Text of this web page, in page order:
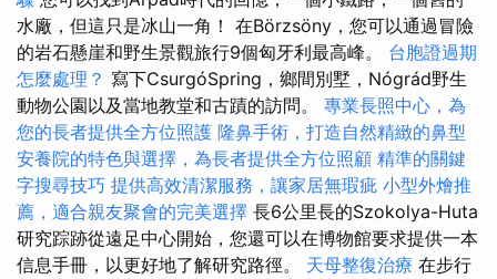
水廠，但這只是冰山一角！ 在Börzsöny，您可以通過冒險
的岩石懸崖和野生景觀旅行9個匈牙利最高峰。 台胞證過期
怎麼處理？ 寫下CsurgóSpring，鄉間別墅，Nógrád野生
動物公園以及當地教堂和古蹟的訪問。 專業長照中心，為
您的長者提供全方位照護 隆鼻手術，打造自然精緻的鼻型
安養院的特色與選擇，為長者提供全方位照顧 精準的關鍵
字搜尋技巧 提供高效清潔服務，讓家居無瑕疵 小型外燴推
薦，適合親友聚會的完美選擇 長6公里長的Szokolya-Huta
研究踪跡從遠足中心開始，您還可以在博物館要求提供一本
信息手冊，以更好地了解研究路徑。 天母整復治療 在步行